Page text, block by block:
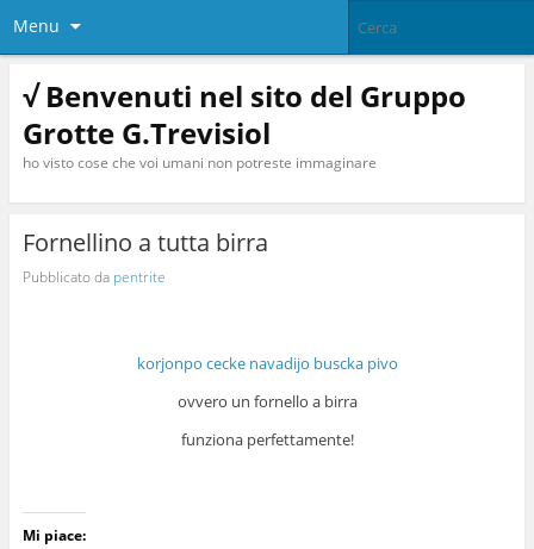
Menu
√ Benvenuti nel sito del Gruppo
Grotte G.Trevisiol
ho visto cose che voi umani non potreste immaginare
Fornellino a tutta birra
Pubblicato da pentrite
korjonpo cecke navadijo buscka pivo
ovvero un fornello a birra
funziona perfettamente!
Mi piace: